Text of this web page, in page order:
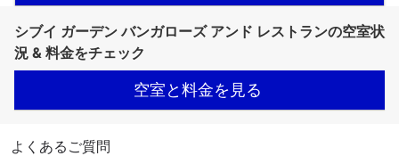
シブイ ガーデン バンガローズ アンド レストランの空室状
況 & 料金をチェック
空室と料金を見る
よくあるご質問